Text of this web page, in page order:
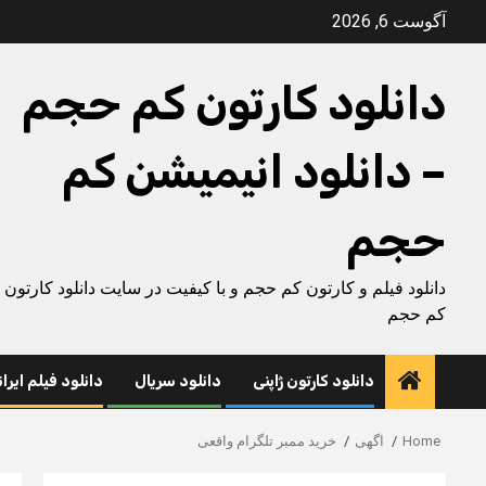
آگوست 6, 2026
دانلود کارتون کم حجم
– دانلود انیمیشن کم
حجم
دانلود فیلم و کارتون کم حجم و با کیفیت در سایت دانلود کارتون
کم حجم
دانلود کارتون ژاپنی دانلود سریال دانلود فیلم
Home اگهی خرید ممبر تلگرام واقعی